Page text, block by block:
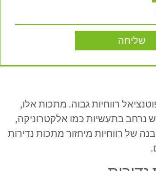
שליחה
רווחיות גבוה. מתכות אלו,
נרחב בתעשיות כמו אלקטרוניקה,
של רווחיות מיחזור מתכות נדירות